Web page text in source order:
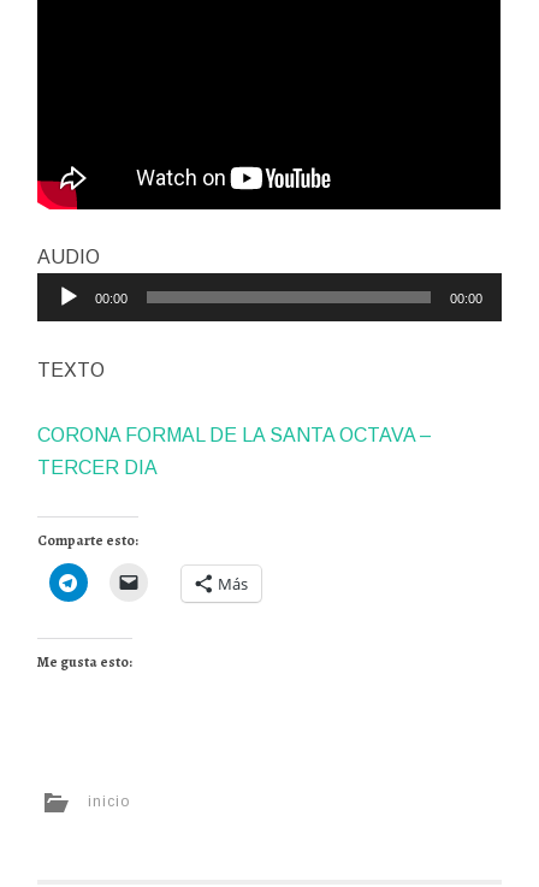
AUDIO
audio
00:00 00:00
TEXTO
CORONA FORMAL DE LA SANTA OCTAVA –
TERCER DIA
Comparte esto:
Más
Me gusta esto:
inicio